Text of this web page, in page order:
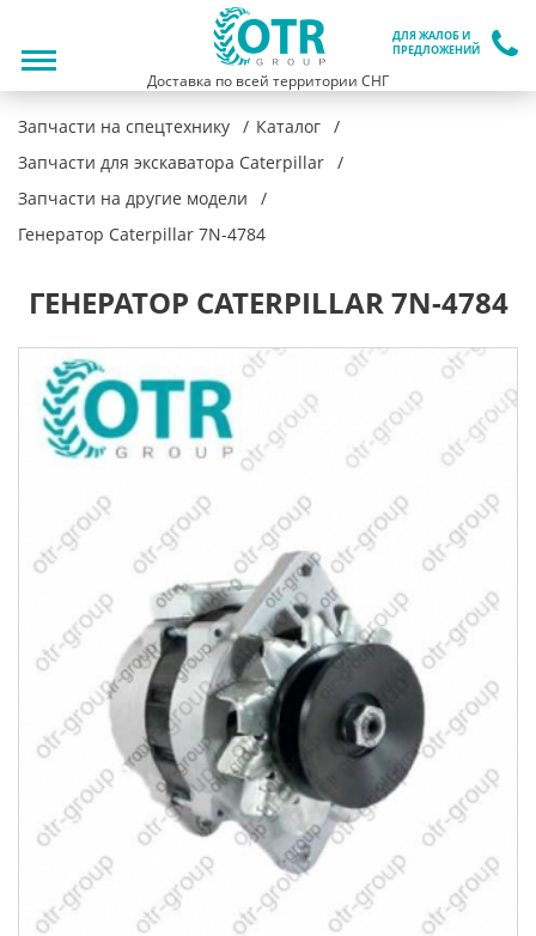
ДЛЯ ЖАЛОБ И
ПРЕДЛОЖЕНИЙ
Доставка по всей территории СНГ
Запчасти на спецтехнику
Каталог
Запчасти для экскаватора Caterpillar
Запчасти на другие модели
Генератор Caterpillar 7N-4784
ГЕНЕРАТОР CATERPILLAR 7N-4784